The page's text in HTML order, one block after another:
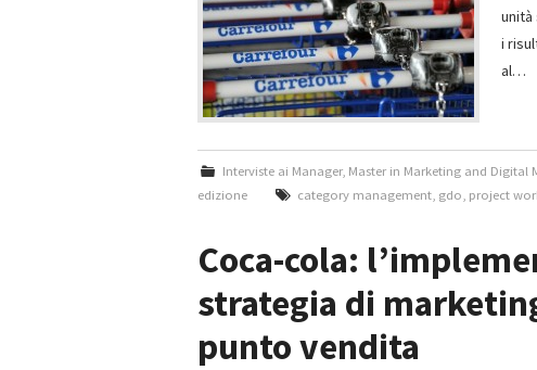
unità
i
al…
Interviste ai Manager, Master in Marketing and Digital
edizione
category management, gdo, project
Coca-cola:
strategia di
punto vendita